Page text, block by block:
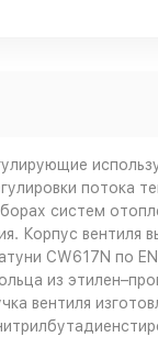
потока
систем
Корпус вентиля
CW617N по
из
вентиля